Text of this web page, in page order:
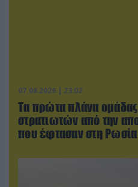
07.08.2026 | 23:02
Τα πρώτα πλάνα
στρατιωτών από την
που έφτασαν στη Ρωσία